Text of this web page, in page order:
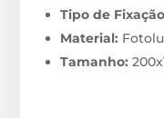
Tipo de
Material:
Tamanho: